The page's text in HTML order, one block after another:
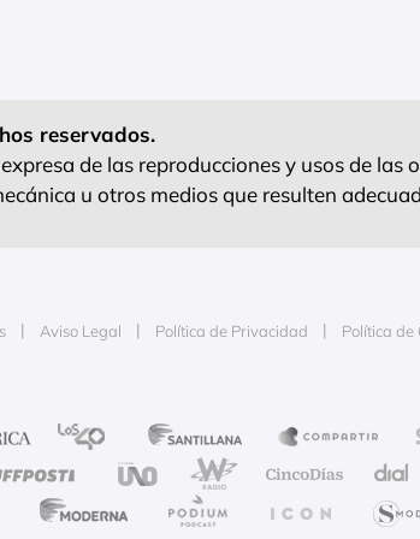
reservados.
de las reproducciones y usos de las
u otros medios que resulten
Aviso Legal Política de Privacidad Política de